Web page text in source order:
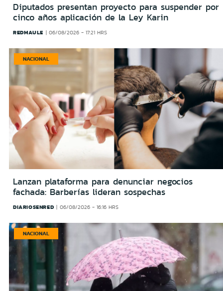
Diputados presentan proyecto para suspender por
cinco años aplicación de la Ley Karin
REDMAULE 06/08/2026 - 17:21 HRS
NACIONAL
Lanzan plataforma para denunciar negocios
fachada: Barberías lideran sospechas
DIARIOSENRED 06/08/2026 - 16:16 HRS
NACIONAL